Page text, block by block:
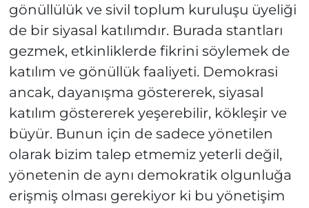
gönüllülük ve sivil toplum kuruluşu üyeliği
de bir siyasal katılımdır. Burada stantları
gezmek, etkinliklerde fikrini söylemek de
katılım ve gönüllük faaliyeti. Demokrasi
ancak, dayanışma göstererek, siyasal
katılım göstererek yeşerebilir, kökleşir ve
büyür. Bunun için de sadece yönetilen
olarak bizim talep etmemiz yeterli değil,
yönetenin de aynı demokratik olgunluğa
erişmiş olması gerekiyor ki bu yönetişim